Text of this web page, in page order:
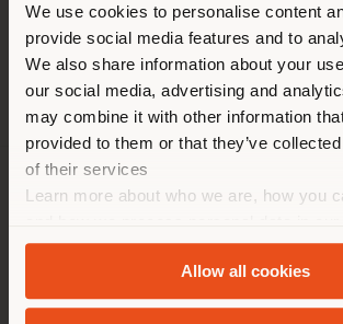
We use cookies to personalise content
provide social media features and to
We also share information about your
our social media, advertising and
may combine it with other information
provided to them or that they’ve
of their services
Learn more about who we are, how you
andCookie Policy.
Allow all cookies
EINEN TERMIN ANFRAGEN
Sie browsen in einem
Land als Ihrem
empfehlen Ihnen,
zu orientieren, um
tätigen zu
GEOLOKALISIERT
UNTERNEHMEN
PRODUKTLINIEN
INFO & DIENSTLEISTUNGEN